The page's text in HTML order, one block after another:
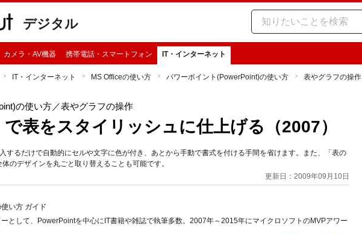
デジタル
カメラ・AV機器 携帯電話・スマートフォン IT・インターネット
IT・インターネット MS Officeの使い方 パワーポイント(PowerPoint)の使い方 表やグラフの操作
の使い方／表やグラフの操作
で表をスタイリッシュに仕上げる（2007）
するだけで自動的にセルや文字に色が付き、あとから手動で書式を付ける手間を省けます。また、「表の
のデザインを丸ごと取り替えることも可能です。
更新日：2009年09月10日
い方 ガイド
として、PowerPointを中心にIT書籍や雑誌で執筆多数。2007年～2015年にマイクロソフトのMVPアワー